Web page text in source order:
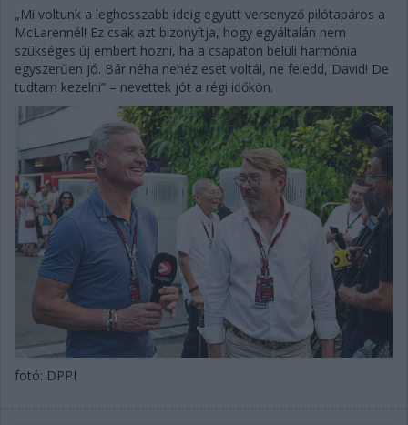
„Mi voltunk a leghosszabb ideig együtt versenyző pilótapáros a
McLarennél! Ez csak azt bizonyítja, hogy egyáltalán nem
szükséges új embert hozni, ha a csapaton belüli harmónia
egyszerűen jó. Bár néha nehéz eset voltál, ne feledd, David! De
tudtam kezelni” – nevettek jót a régi időkön.
fotó: DPPI